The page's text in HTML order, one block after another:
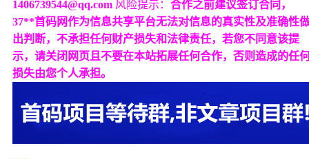
1406739544@qq.com 风险提示： 合作之前建议签订合同，
37**首码网作为信息共享平台无法对信息的真实性及准确性
出判断，不承担任何财产损失和法律责任，若您不同意该提
示，请关闭网页且不要在本站拓展任何合作，否则造成的任
损失由您个人承担。